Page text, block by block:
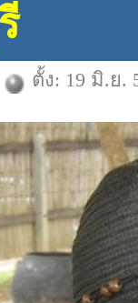
ตั้ง: 19 มิ.ย.